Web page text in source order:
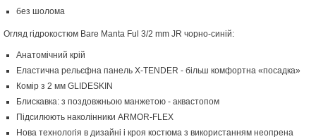
без шолома
Огляд гідрокостюм Bare Manta Ful 3/2 mm JR чорно-синій:
Анатомічний крій
Еластична рельєфна панель X-TENDER - більш комфортна «посадка»
Комір з 2 мм GLIDESKIN
Блискавка: з поздовжньою манжетою - аквастопом
Підсилюють наколінники ARMOR-FLEX
Нова технологія в дизайні і кроя костюма з використанням неопрена